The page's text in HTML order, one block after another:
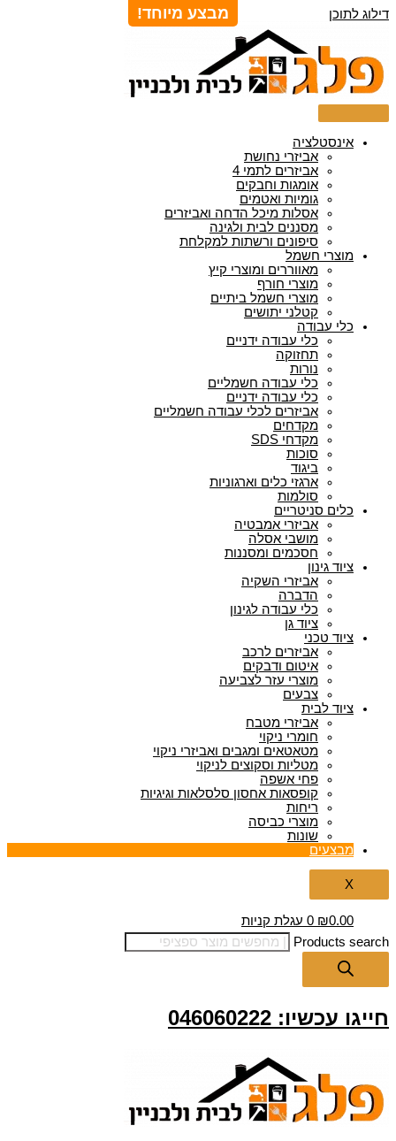
דילוג לתוכן
אינסטלציה
אביזרי נחושת
אביזרים לתמי 4
אומגות וחבקים
גומיות ואטמים
אסלות מיכל הדחה ואביזרים
מסננים לבית ולגינה
סיפונים ורשתות למקלחת
מוצרי חשמל
מאווררים ומוצרי קיץ
מוצרי חורף
מוצרי חשמל ביתיים
קטלני יתושים
כלי עבודה
כלי עבודה ידניים
תחזוקה
נורות
כלי עבודה חשמליים
כלי עבודה ידניים
אביזרים לכלי עבודה חשמליים
מקדחים
מקדחי SDS
סוכות
ביגוד
ארגזי כלים וארגוניות
סולמות
כלים סניטריים
אביזרי אמבטיה
מושבי אסלה
חסכמים ומסננות
ציוד גינון
אביזרי השקיה
הדברה
כלי עבודה לגינון
ציוד גן
ציוד טכני
אביזרים לרכב
איטום ודבקים
מוצרי עזר לצביעה
צבעים
ציוד לבית
אביזרי מטבח
חומרי ניקוי
מטאטאים ומגבים ואביזרי ניקוי
מטליות וסקוצים לניקוי
פחי אשפה
קופסאות אחסון סלסלאות וגיגיות
ריחות
מוצרי כביסה
שונות
מבצעים
X
₪0.00
0 עגלת קניות
Products search
חייגו עכשיו: 046060222
מבצע מיוחד!